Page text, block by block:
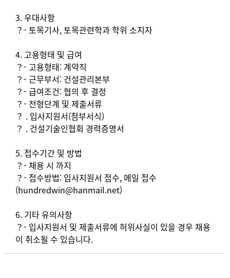
3. 우대사항
？- 토목기사, 토목관련학과 학위 소지자
4. 고용형태 및 급여
？- 고용형태: 계약직
？- 근무부서: 건설관리본부
？- 급여조건: 협의 후 결정
？- 전형단계 및 제출서류
？ . 입사지원서(첨부서식)
？ . 건설기술인협회 경력증명서
5. 접수기간 및 방법
？- 채용 시 까지
？- 접수방법: 입사지원서 접수, 메일 접수
(hundredwin@hanmail.net)
6. 기타 유의사항
？- 입사지원서 및 제출서류에 허위사실이 있을 경우 채용
이 취소될 수 있습니다.